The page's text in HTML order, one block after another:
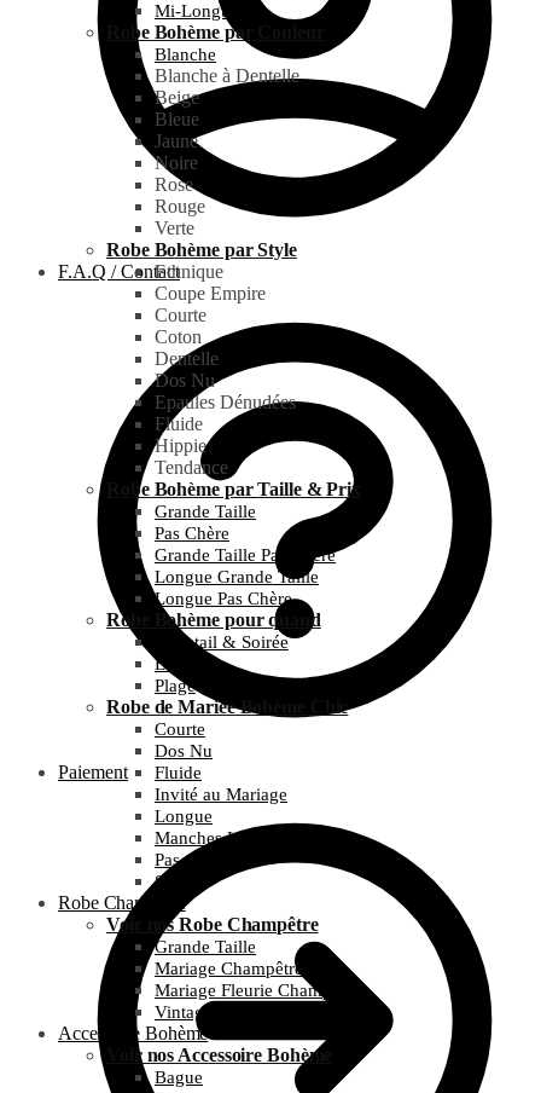
F.A.Q / Contact
Paiement
Mi-Longue
Robe Bohème par Couleur
Blanche
Blanche à Dentelle
Beige
Bleue
Jaune
Noire
Rose
Rouge
Verte
Robe Bohème par Style
Ethnique
Coupe Empire
Courte
Coton
Dentelle
Dos Nu
Epaules Dénudées
Fluide
Hippie
Tendance
Robe Bohème par Taille & Prix
Grande Taille
Pas Chère
Grande Taille Pas Chère
Longue Grande Taille
Longue Pas Chère
Robe Bohème pour quand
Cocktail & Soirée
Été
Plage
Robe de Mariée Bohème Chic
Courte
Dos Nu
Fluide
Invité au Mariage
Longue
Manches Longues
Pas Chère
Simple
Robe Champêtre
Voir nos Robe Champêtre
Grande Taille
Mariage Champêtre
Mariage Fleurie Champêtre
Vintage et Guinguette
Accessoire Bohème
Voir nos Accessoire Bohème
Bague